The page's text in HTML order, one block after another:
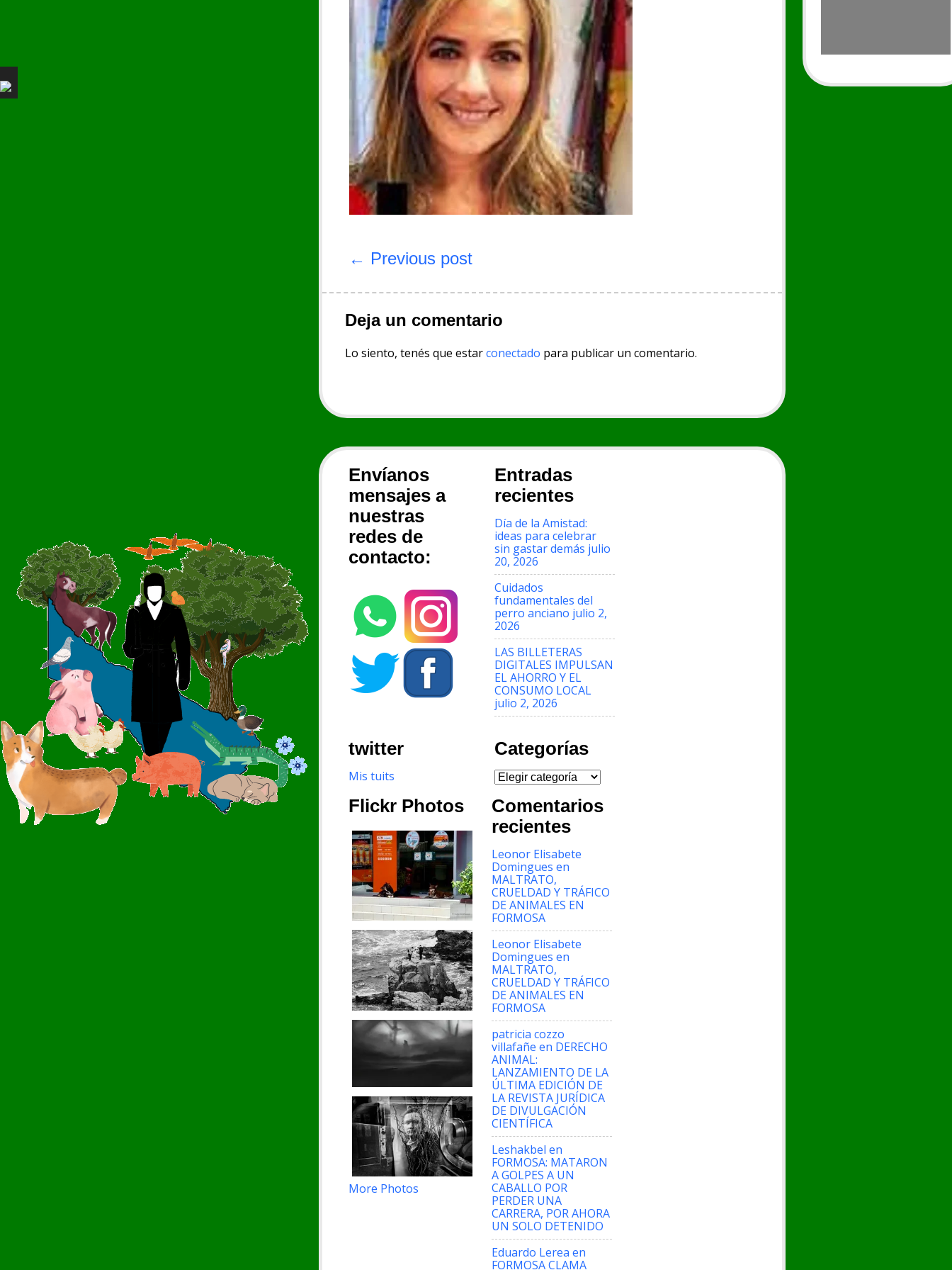
entradas
← Previous post
Deja un comentario
Lo siento, tenés que estarconectado para publicar un comentario.
Envíanos
mensajes a
nuestras
redes de
contacto:
Entradas
recientes
Día de la Amistad:
ideas para celebrar
sin gastar demás julio
20, 2026
Cuidados
fundamentales del
perro anciano julio 2,
2026
LAS BILLETERAS
DIGITALES IMPULSAN
EL AHORRO Y EL
CONSUMO LOCAL
julio 2, 2026
twitter
Mis tuits
Categorías
Categorías
Comentarios
recientes
Leonor Elisabete
Domingues en
MALTRATO,
CRUELDAD Y TRÁFICO
DE ANIMALES EN
FORMOSA
Leonor Elisabete
Domingues en
MALTRATO,
CRUELDAD Y TRÁFICO
DE ANIMALES EN
FORMOSA
patricia cozzo
villafañe en DERECHO
ANIMAL:
LANZAMIENTO DE LA
ÚLTIMA EDICIÓN DE
LA REVISTA JURÍDICA
DE DIVULGACIÓN
CIENTÍFICA
Leshakbel en
FORMOSA: MATARON
A GOLPES A UN
CABALLO POR
PERDER UNA
CARRERA, POR AHORA
UN SOLO DETENIDO
Eduardo Lerea en
FORMOSA CLAMA
Flickr Photos
More Photos